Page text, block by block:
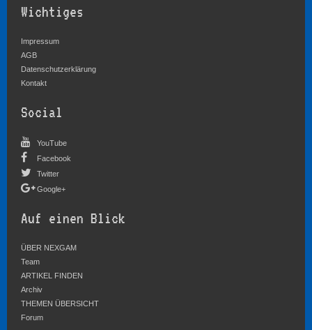
Wichtiges
Impressum
AGB
Datenschutzerklärung
Kontakt
Social
YouTube
Facebook
Twitter
Google+
Auf einen Blick
ÜBER NEXGAM
Team
ARTIKEL FINDEN
Archiv
THEMEN ÜBERSICHT
Forum